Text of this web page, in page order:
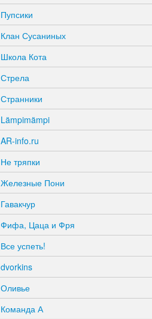
Пупсики
Клан Сусаниных
Школа Кота
Стрела
Странники
Lämpimämpi
AR-info.ru
Не тряпки
Железные Пони
Гавакчур
Фифа, Цаца и Фря
Все успеть!
dvorkins
Оливье
Команда А